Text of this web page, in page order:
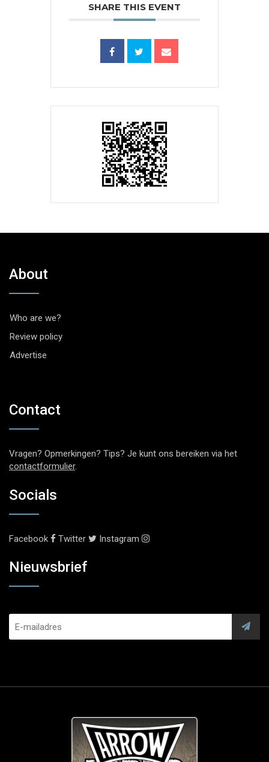
SHARE THIS EVENT
About
Who are we?
Review policy
Advertise
Contact
Vragen? Opmerkingen? Tips? Je kunt ons bereiken via het
contactformulier.
Socials
Facebook Twitter Instagram
Nieuwsbrief